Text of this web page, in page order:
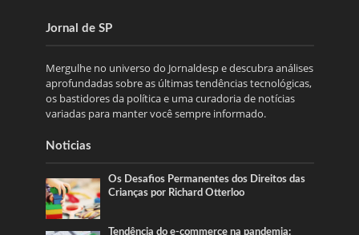
Jornal de SP
Mergulhe no universo do Jornaldesp e descubra análises
aprofundadas sobre as últimas tendências tecnológicas,
os bastidores da política e uma curadoria de notícias
variadas para manter você sempre informado.
Noticias
Os Desafios Permanentes dos Direitos das
Crianças por Richard Otterloo
Tendência do e-commerce na pandemia: